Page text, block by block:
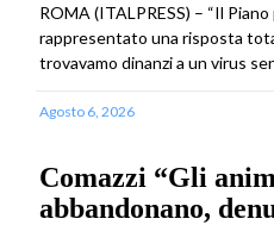
ROMA (ITALPRESS) – “Il
rappresentato una risposta
trovavamo dinanzi a un virus
Agosto 6, 2026
Comazzi “Gli
abbandonano,